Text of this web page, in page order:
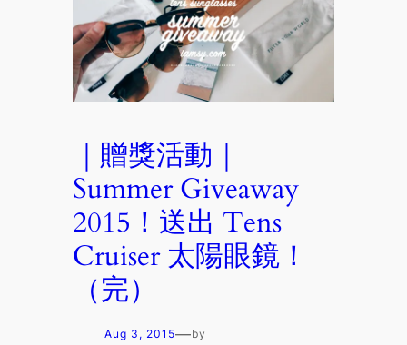
｜贈獎活動｜
Summer Giveaway
2015！送出 Tens
Cruiser 太陽眼鏡！
（完）
Aug 3, 2015—by